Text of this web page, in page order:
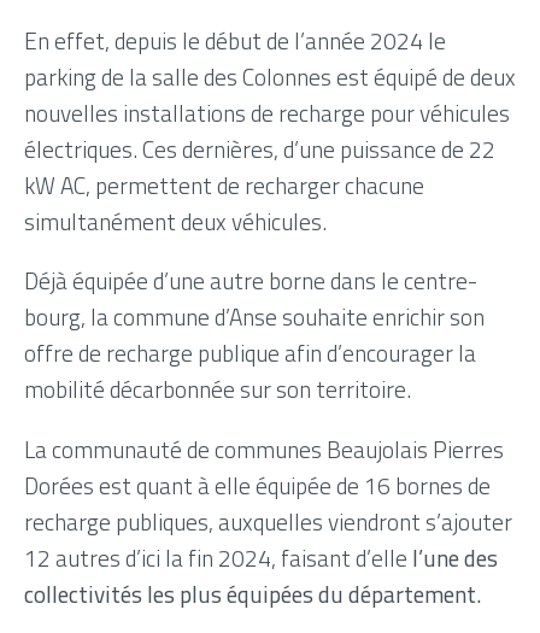
En effet, depuis le début de l’année 2024 le
parking de la salle des Colonnes est équipé de deux
nouvelles installations de recharge pour véhicules
électriques. Ces dernières, d’une puissance de 22
kW AC, permettent de recharger chacune
simultanément deux véhicules.
Déjà équipée d’une autre borne dans le centre-
bourg, la commune d’Anse souhaite enrichir son
offre de recharge publique afin d’encourager la
mobilité décarbonnée sur son territoire.
La communauté de communes Beaujolais Pierres
Dorées est quant à elle équipée de 16 bornes de
recharge publiques, auxquelles viendront s’ajouter
12 autres d’ici la fin 2024, faisant d’elle l’une des
collectivités les plus équipées du département.